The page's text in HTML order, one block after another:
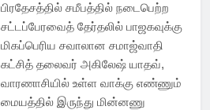
பிரதேசத்தில் சமீபத்தில் நடைபெற்ற
சட்டப்பேரவைத் தேர்தலில் பாஜகவுக்கு
மிகப்பெரிய சவாலான சமாஜ்வாதி
கட்சித் தலைவர் அகிலேஷ் யாதவ்,
வாரணாசியில் உள்ள வாக்கு எண்ணும்
மையத்தில் இருந்து மின்னணு